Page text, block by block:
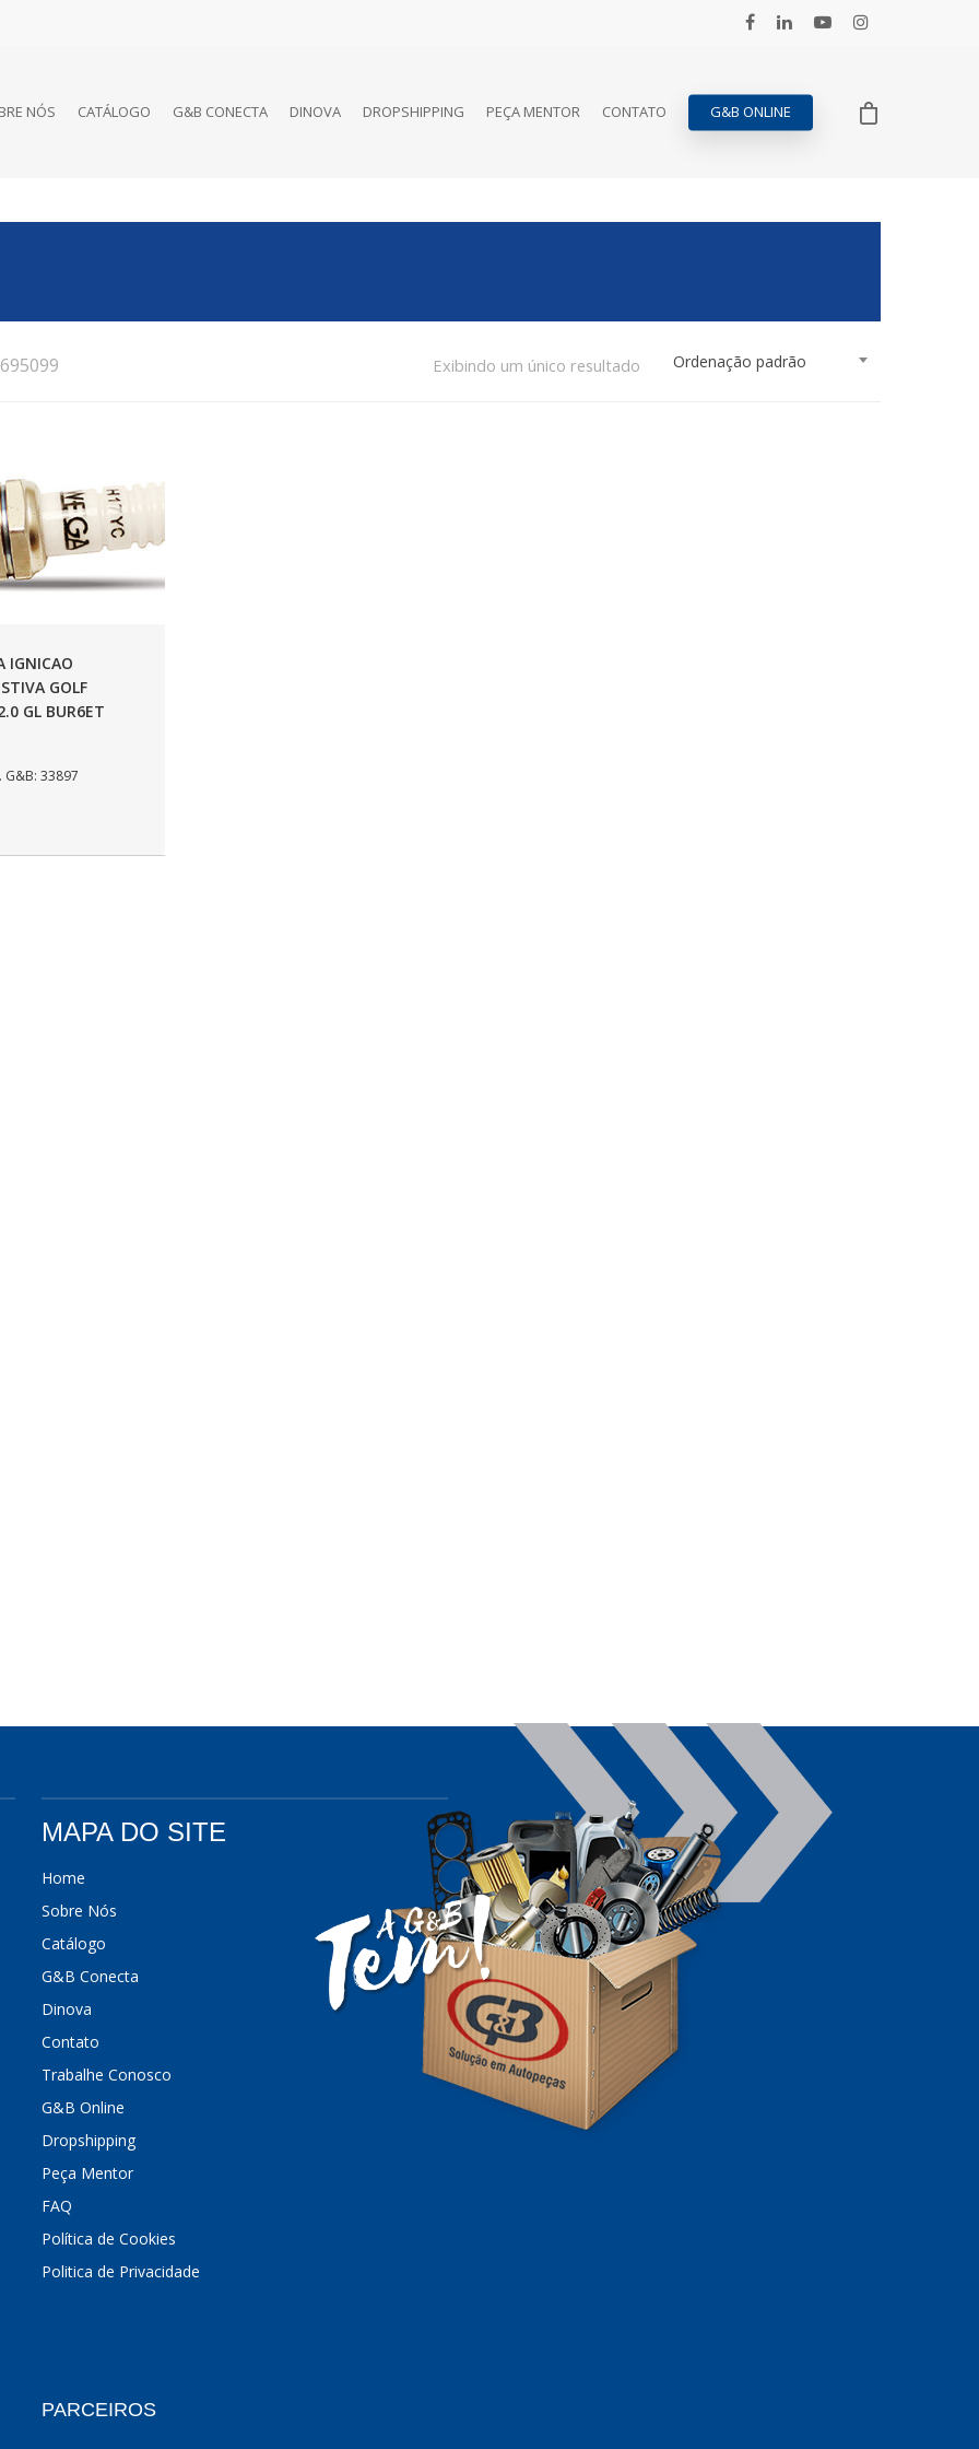
NÓS CATÁLOGO G&B CONECTA DINOVA DROPSHIPPING PEÇA MENTOR CONTATO G&B ONLINE
Ordenação padrão
Exibindo um único resultado
IGNICAO
GOLF
GL BUR6ET
G&B: 33897
MAPA DO SITE
Home
Sobre Nós
Catálogo
G&B Conecta
Dinova
Contato
Trabalhe Conosco
G&B Online
Dropshipping
Peça Mentor
FAQ
Política de Cookies
Politica de Privacidade
PARCEIROS